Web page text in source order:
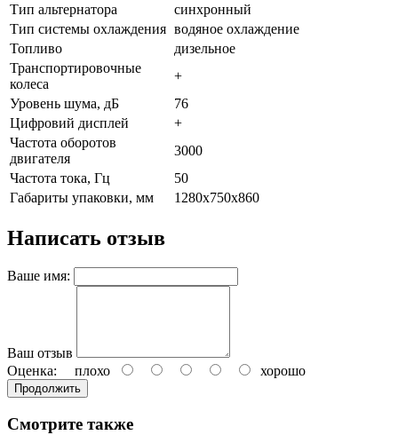
Тип альтернатора
синхронный
Тип системы охлаждения водяное охлаждение
Топливо
дизельное
Транспортировочные
колеса
+
Уровень шума, дБ
76
Цифровий дисплей
+
Частота оборотов
двигателя
3000
Частота тока, Гц
50
Габариты упаковки, мм
1280х750х860
Написать отзыв
Ваше имя:
Ваш отзыв
Оценка: плохо хорошо
Продолжить
Смотрите также